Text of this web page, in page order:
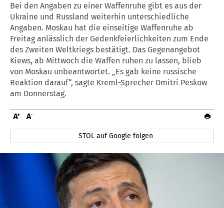
Bei den Angaben zu einer Waffenruhe gibt es aus der
Ukraine und Russland weiterhin unterschiedliche
Angaben. Moskau hat die einseitige Waffenruhe ab
Freitag anlässlich der Gedenkfeierlichkeiten zum Ende
des Zweiten Weltkriegs bestätigt. Das Gegenangebot
Kiews, ab Mittwoch die Waffen ruhen zu lassen, blieb
von Moskau unbeantwortet. „Es gab keine russische
Reaktion darauf“, sagte Kreml-Sprecher Dmitri Peskow
am Donnerstag.
STOL auf Google folgen